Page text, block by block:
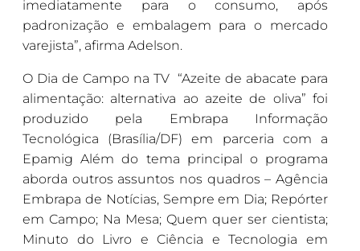
imediatamente para o consumo, após
padronização e embalagem para o mercado
varejista”, afirma Adelson.
O Dia de Campo na TV “Azeite de abacate para
alimentação: alternativa ao azeite de oliva” foi
produzido pela Embrapa Informação
Tecnológica (Brasília/DF) em parceria com a
Epamig Além do tema principal o programa
aborda outros assuntos nos quadros – Agência
Embrapa de Notícias, Sempre em Dia; Repórter
em Campo; Na Mesa; Quem quer ser cientista;
Minuto do Livro e Ciência e Tecnologia em